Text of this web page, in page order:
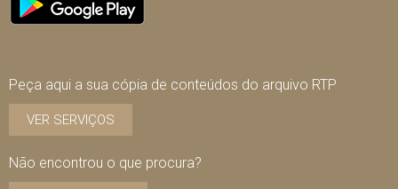
Peça aqui a sua cópia de conteúdos do arquivo RTP
VER SERVIÇOS
Não encontrou o que procura?